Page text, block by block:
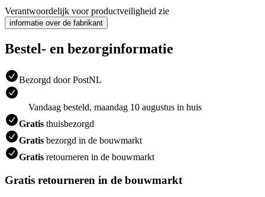
Verantwoordelijk voor productveiligheid zie
informatie over de fabrikant
Bestel- en bezorginformatie
Bezorgd door PostNL
Vandaag besteld, maandag 10 augustus in huis
Gratis thuisbezorgd
Gratis bezorgd in de bouwmarkt
Gratis retourneren in de bouwmarkt
Gratis retourneren in de bouwmarkt